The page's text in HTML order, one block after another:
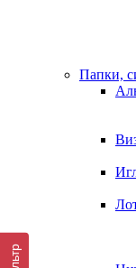
Папки,